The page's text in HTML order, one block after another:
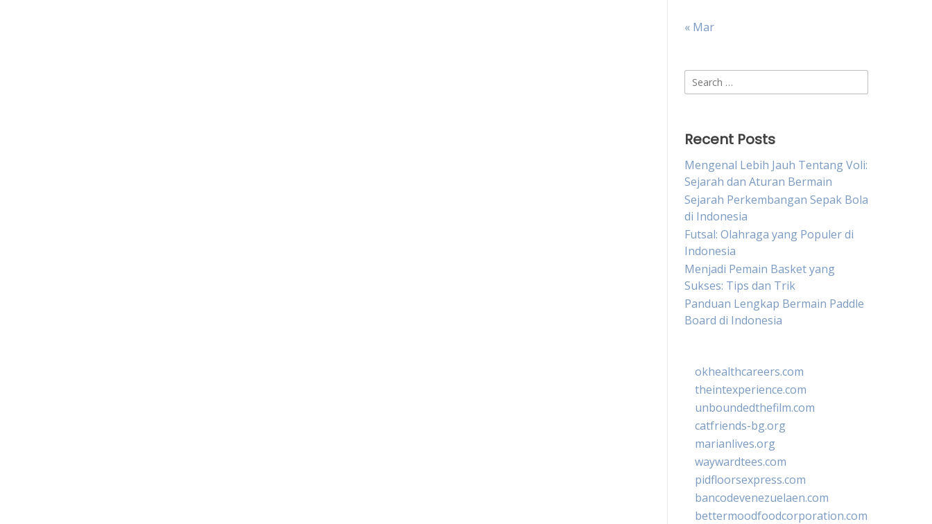
« Mar
Search
for:
Recent Posts
Mengenal Lebih Jauh Tentang Voli:
Sejarah dan Aturan Bermain
Sejarah Perkembangan Sepak Bola
di Indonesia
Futsal: Olahraga yang Populer di
Indonesia
Menjadi Pemain Basket yang
Sukses: Tips dan Trik
Panduan Lengkap Bermain Paddle
Board di Indonesia
okhealthcareers.com
theintexperience.com
unboundedthefilm.com
catfriends-bg.org
marianlives.org
waywardtees.com
pidfloorsexpress.com
bancodevenezuelaen.com
bettermoodfoodcorporation.com